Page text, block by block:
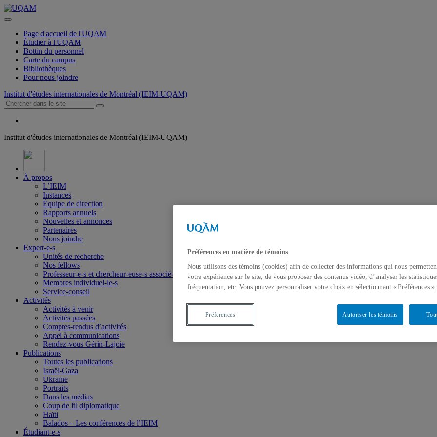
Page d'accueil de l'UQAM
Étudier à l'UQAM
Bottin du personnel
Carte du campus
Bibliothèques
Pour nous joindre
Institut d'études internationales de Montréal (IEIM-UQAM)
Institut d'études internationales de Montréal (IEIM-UQAM)
À propos
L’IEIM
Instances
Équipe de direction
Rapports annuels
Nouvelles et annonces
Partenaires
Nous joindre
Expert-e-s
Unités de recherche
Nos fellows
Professeur-e-s et chercheur-euse-s associé-e-s
Membres individuel-le-s
Service-conseil
Activités
Activités à venir
Activités passées
Comptes-rendus d’activités
Appel à communications
Rendez-vous Gérin-Lajoie
Publications
Toutes les publications
Israël-Gaza
Ukraine
Portraits
Dans les médias
Coup de fil diplomatique
Haïti
Balados – Les conférences de l’IEIM
Étudiant-e-s
Préférences en matière de témoins
Nous utilisons des témoins (cookies) afin de collecter des informations qui nous
votre expérience sur le site, de vous proposer des contenus vidéo, d’analyser les
fréquentation, etc. Vous pouvez personnaliser votre choix en sélectionnant « Préférences ».
Autoriser les témoins
Préférences